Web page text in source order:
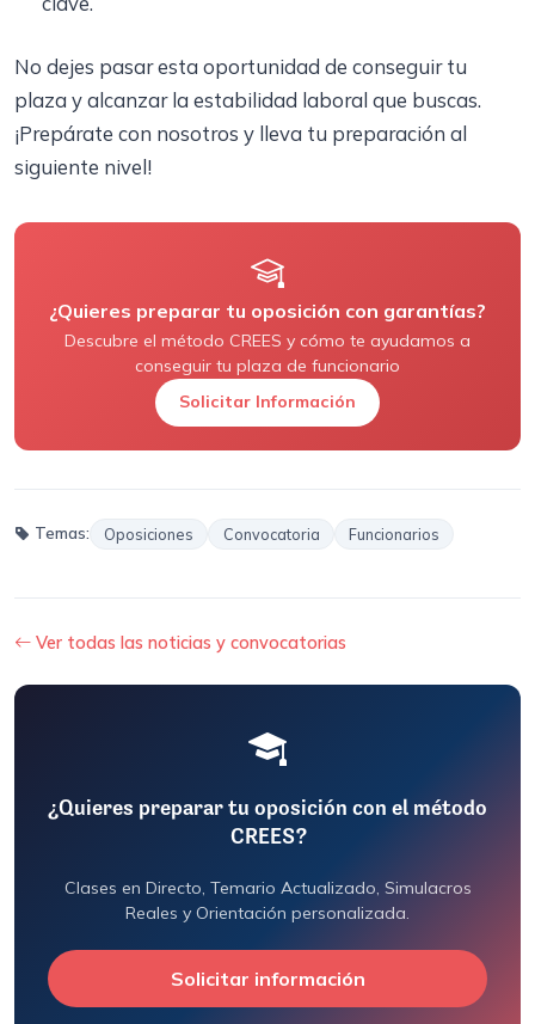
No dejes pasar esta oportunidad de conseguir tu
plaza y alcanzar la estabilidad laboral que buscas.
¡Prepárate con nosotros y lleva tu preparación al
siguiente nivel!
¿Quieres preparar tu oposición con garantías?
Descubre el método CREES y cómo te ayudamos a
conseguir tu plaza de funcionario
Solicitar Información
Temas: Oposiciones Convocatoria Funcionarios
Ver todas las noticias y convocatorias
¿Quieres preparar tu oposición con el método
CREES?
Clases en Directo, Temario Actualizado, Simulacros
Reales y Orientación personalizada.
Solicitar información